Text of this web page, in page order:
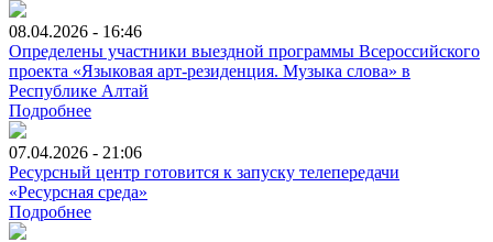
08.04.2026 - 16:46
Определены участники выездной программы Всероссийского
проекта «Языковая арт-резиденция. Музыка слова» в
Республике Алтай
Подробнее
07.04.2026 - 21:06
Ресурсный центр готовится к запуску телепередачи
«Ресурсная среда»
Подробнее